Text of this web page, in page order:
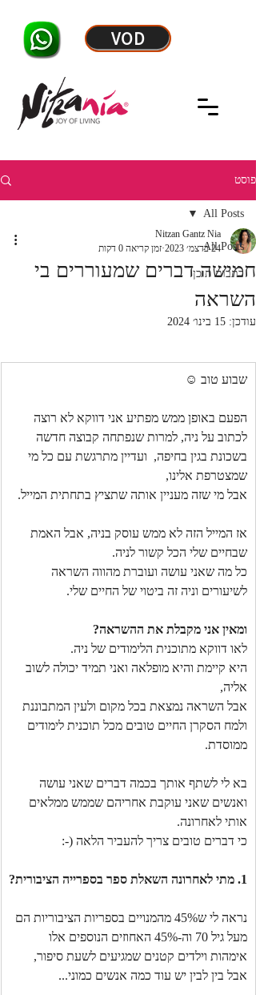
VOD
פוסט
All Posts
כתבות תוכן
All Posts
חמישה דברים שמעוררים בי
השראה
Nitzan Gantz Nia
24 בדצמ׳ 2023
זמן קריאה 0 דקות
עודכן: 15 בינו׳ 2024
שבוע טוב ☺
הפעם באופן ממש מפתיע אני דווקא לא רוצה
לכתוב על ניה, למרות שנפתחה קבוצה חדשה
בשכונת בגין בחיפה,  ועדיין מתרגשת עם כל מי
שמצטרפת אלינו,
אבל מי שזה מעניין אותה שתציץ בתחתית המייל.
אז המייל הזה לא ממש עוסק בניה, אבל האמת
שבחיים שלי הכל קשור לניה.
כל מה שאני עושה ועוברת מהווה השראה
לשיעורים וניה זה ביטוי של החיים שלי.
ומאין אני מקבלת את ההשראה?
לאו דווקא מתוכנית הלימודים של ניה.
היא קיימת והיא מופלאה ואני תמיד יכולה לשוב
אליה,
אבל השראה נמצאת בכל מקום ולעין המתבוננת
ולמח הסקרן החיים טובים מכל תוכנית לימודים
ממוסדת.
בא לי לשתף אותך בכמה דברים שאני עושה
ואנשים שאני עוקבת אחריהם שממש ממלאים
אותי לאחרונה.
כי דברים טובים צריך להעביר הלאה (-:
1. מתי לאחרונה השאלת ספר בספרייה הציבורית?
נראה לי ש45% מהמנויים בספריות הציבוריות הם
מעל גיל 70 וה-45% האחוזים הנוספים אלו
אימהות וילדים קטנים שמגיעים לשעת סיפור,
אבל בין לבין יש עוד כמה אנשים כמוני...